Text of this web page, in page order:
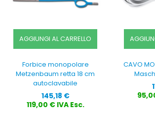
AGGIUNGI AL CARRELLO
Forbice monopolare
Metzenbaum retta 18 cm
autoclavabile
Prezzo
145,18 €
119,00 € IVA Esc.
CAVO